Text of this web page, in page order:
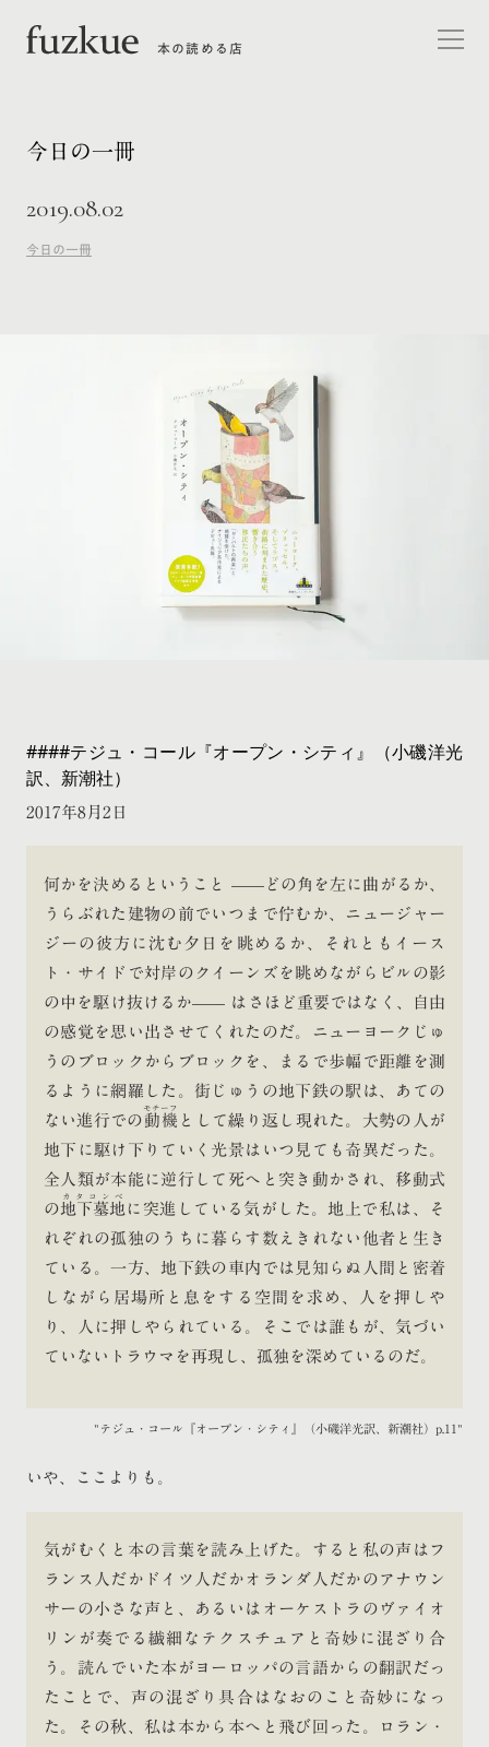
本の読める店
今日の一冊
2019.08.02
今日の一冊
####テジュ・コール『オープン・シティ』（小磯洋光
訳、新潮社）
2017年8月2日
何かを決めるということ ——どの角を左に曲がるか、
うらぶれた建物の前でいつまで佇むか、ニュージャー
ジーの彼方に沈む夕日を眺めるか、それともイース
ト・サイドで対岸のクイーンズを眺めながらビルの影
の中を駆け抜けるか—— はさほど重要ではなく、自由
の感覚を思い出させてくれたのだ。ニューヨークじゅ
うのブロックからブロックを、まるで歩幅で距離を測
るように網羅した。街じゅうの地下鉄の駅は、あての
ない進行での 動機
モチーフ
として繰り返し現れた。大勢の人が
地下に駆け下りていく光景はいつ見ても奇異だった。
全人類が本能に逆行して死へと突き動かされ、移動式
の地下墓地
カタコンベ
に突進している気がした。地上で私は、そ
れぞれの孤独のうちに暮らす数えきれない他者と生き
ている。一方、地下鉄の車内では見知らぬ人間と密着
しながら居場所と息をする空間を求め、人を押しや
り、人に押しやられている。そこでは誰もが、気づい
ていないトラウマを再現し、孤独を深めているのだ。
テジュ・コール『オープン・シティ』（小磯洋光訳、新潮社）p.11
いや、ここよりも。
気がむくと本の言葉を読み上げた。すると私の声はフ
ランス人だかドイツ人だかオランダ人だかのアナウン
サーの小さな声と、あるいはオーケストラのヴァイオ
リンが奏でる繊細なテクスチュアと奇妙に混ざり合
う。読んでいた本がヨーロッパの言語からの翻訳だっ
たことで、声の混ざり具合はなおのこと奇妙になっ
た。その秋、私は本から本へと飛び回った。ロラン・